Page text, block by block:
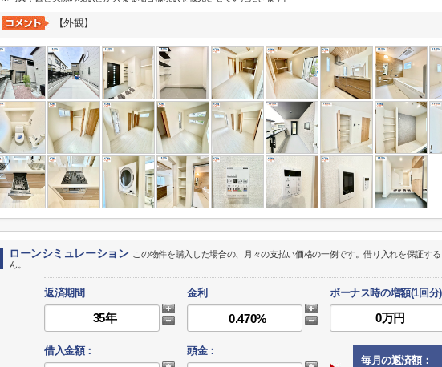
【外観】
ローンシミュレーション この物件を購入した場合の、月々の支払い価格の一例です。借り入れを保証す
ん。
返済期間 金利 ボーナス時の増額(1回分)
借入金額：
頭金：
毎月の返済額：